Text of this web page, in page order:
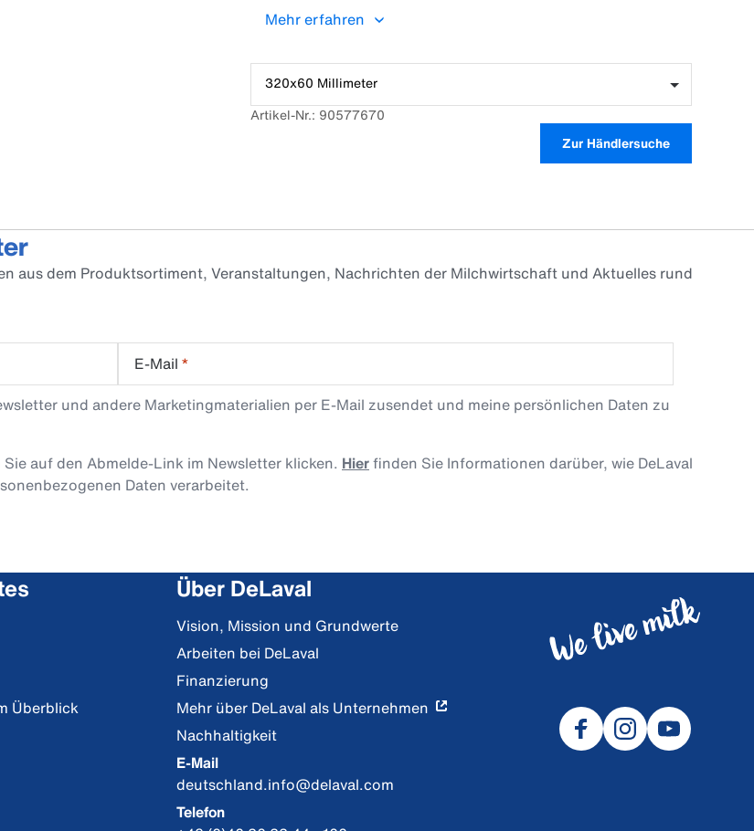
Mehr erfahren
320x60 Millimeter
Artikel-Nr.: 90577670
Zur Händlersuche
aus dem Produktsortiment, Veranstaltungen, Nachrichten der Milchwirtschaft und Aktuelles rund
E-Mail *
und andere Marketingmaterialien per E-Mail zusendet und meine persönlichen Daten zu
auf den Abmelde-Link im Newsletter klicken. Hierfinden Sie Informationen darüber, wie DeLaval
Daten verarbeitet.
Überblick
Über DeLaval
Vision, Mission und Grundwerte
Arbeiten bei DeLaval
Finanzierung
Mehr über DeLaval als Unternehmen
Nachhaltigkeit
E-Mail
deutschland.info@delaval.com
Telefon